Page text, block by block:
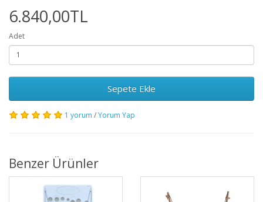
6.840,00TL
Adet
Sepete Ekle
1 yorum /Yorum Yap
Benzer Ürünler